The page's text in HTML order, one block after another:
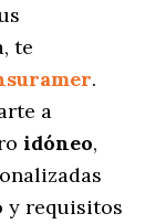
te
.
a
idóneo,
y requisitos